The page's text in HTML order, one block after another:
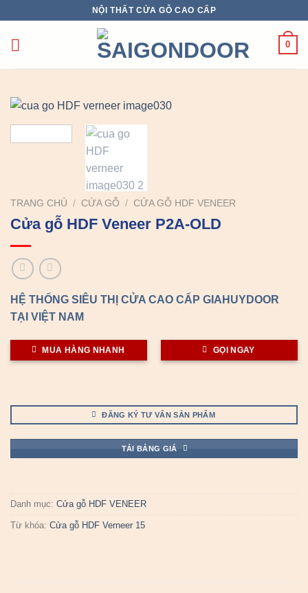
nội
NỘI THẤT CỬA GỖ CAO CẤP
0
TRANG CHỦ / CỬA GỖ / CỬA GỖ HDF VENEER
Cửa gỗ HDF Veneer P2A-OLD
HỆ THỐNG SIÊU THỊ CỬA CAO CẤP GIAHUYDOOR
TẠI VIỆT NAM
MUA HÀNG NHANH GỌI NGAY
ĐĂNG KÝ TƯ VẤN SẢN PHẨM
TẢI BẢNG GIÁ
Danh mục: Cửa gỗ HDF VENEER
Từ khóa: Cửa gỗ HDF Verneer 15